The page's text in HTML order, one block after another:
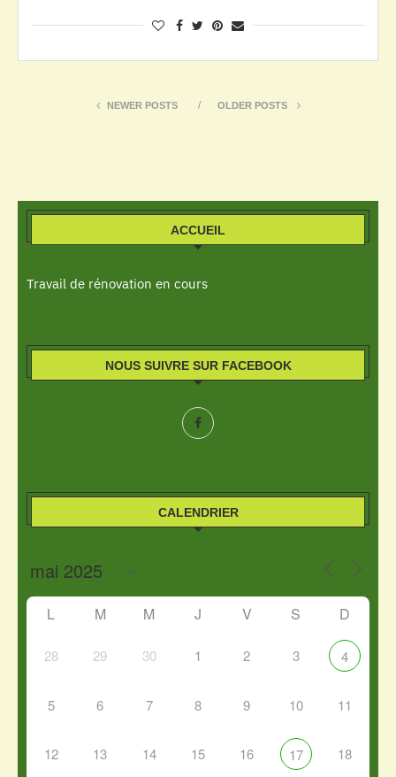
NEWER POSTS OLDER POSTS
ACCUEIL
Travail de rénovation en cours
NOUS SUIVRE SUR FACEBOOK
CALENDRIER
L M M J V S D
28 29 30 1 2 3 4
5 6 7 8 9 10 11
12 13 14 15 16 17 18